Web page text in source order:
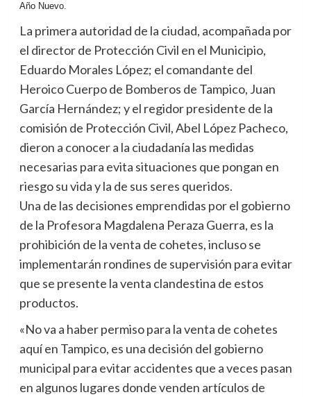
Año Nuevo.
La primera autoridad de la ciudad, acompañada por
el director de Protección Civil en el Municipio,
Eduardo Morales López; el comandante del
Heroico Cuerpo de Bomberos de Tampico, Juan
García Hernández; y el regidor presidente de la
comisión de Protección Civil, Abel López Pacheco,
dieron a conocer a la ciudadanía las medidas
necesarias para evita situaciones que pongan en
riesgo su vida y la de sus seres queridos.
Una de las decisiones emprendidas por el gobierno
de la Profesora Magdalena Peraza Guerra, es la
prohibición de la venta de cohetes, incluso se
implementarán rondines de supervisión para evitar
que se presente la venta clandestina de estos
productos.
«No va a haber permiso para la venta de cohetes
aquí en Tampico, es una decisión del gobierno
municipal para evitar accidentes que a veces pasan
en algunos lugares donde venden artículos de